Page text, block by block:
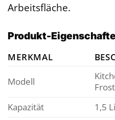
Arbeitsfläche.
Produkt-
MERKMAL
Modell
Kapazität
1,5